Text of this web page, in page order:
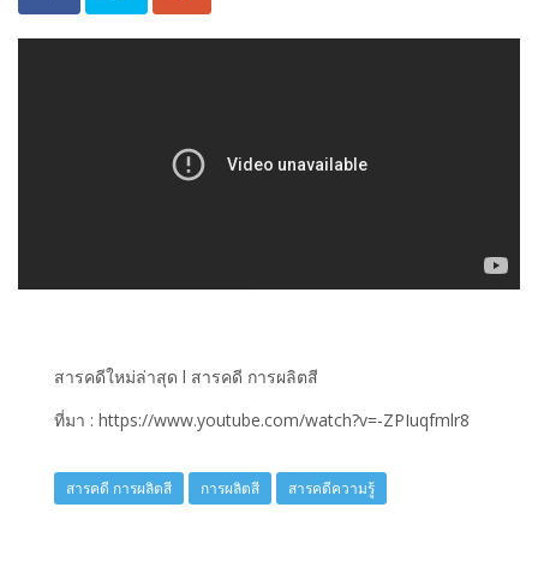
สารคดีใหม่ล่าสุด l สารคดี การผลิตสี
ที่มา : https://www.youtube.com/watch?v=-ZPIuqfmlr8
สารคดี การผลิตสี การผลิตสี สารคดีความรู้